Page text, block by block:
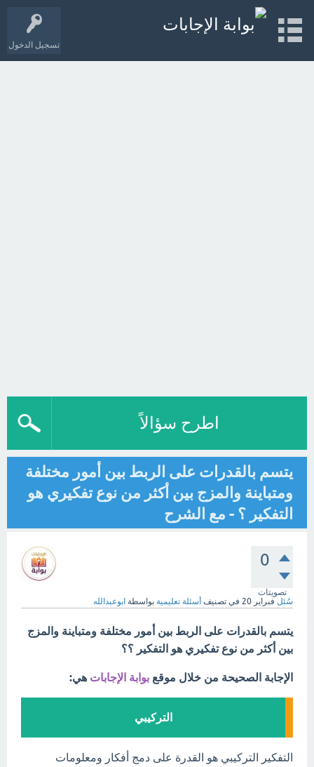
تسجيل الدخول
اطرح سؤالاً
يتسم بالقدرات على الربط بين أمور مختلفة
ومتباينة والمزج بين أكثر من نوع تفكيري هو
التفكير ؟ - مع الشرح
0
تصويتات
سُئل فبراير 20 في تصنيف أسئلة تعليمية بواسطة ابوعبدالله
يتسم بالقدرات على الربط بين أمور مختلفة ومتباينة والمزج
بين أكثر من نوع تفكيري هو التفكير ؟؟
الإجابة الصحيحة من خلال موقع بوابة الإجابات هي:
التركيبي
التفكير التركيبي هو القدرة على دمج أفكار ومعلومات